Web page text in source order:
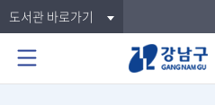
도서관 바로가기